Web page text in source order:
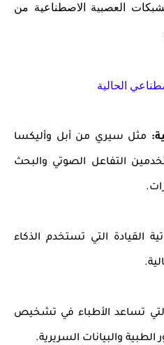
العصبية الاصطناعية من
الحالية
مثل سيري من أبل وأليكسا
التفاعل الصوتي والبحث
القيادة التي تستخدم الذكاء
تساعد الأطباء في تشخيص
والبيانات السريرية.